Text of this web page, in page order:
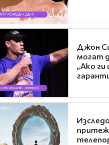
Джон
могат
„Ако